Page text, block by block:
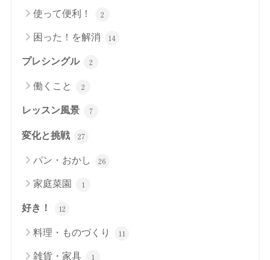
使って便利！ 2
困った！を解消 14
プレシングル 2
働くこと 2
レッスン風景 7
変化と挑戦 27
パン・おかし 26
家庭菜園 1
好き！ 12
料理・ものづくり 11
雑貨・家具 1